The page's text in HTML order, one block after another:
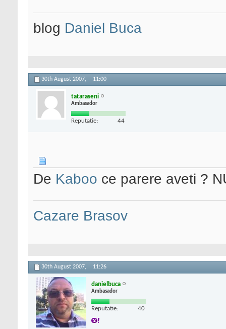
blog Daniel Buca
30th August 2007, 11:00
tataraseni
Ambasador
Reputatie: 44
De Kaboo ce parere aveti ?
Cazare Brasov
30th August 2007, 11:26
danielbuca
Ambasador
Reputatie: 40